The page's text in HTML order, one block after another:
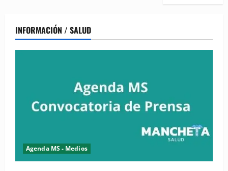
INFORMACIÓN / SALUD
Agenda MS - Medios